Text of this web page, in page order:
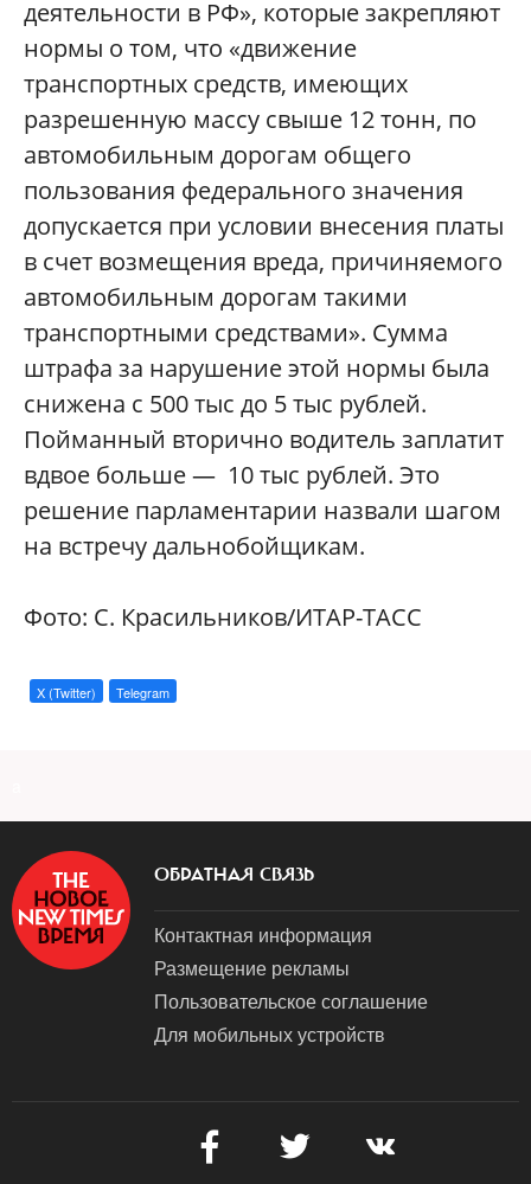
деятельности в РФ», которые закрепляют
нормы о том, что «движение
транспортных средств, имеющих
разрешенную массу свыше 12 тонн, по
автомобильным дорогам общего
пользования федерального значения
допускается при условии внесения платы
в счет возмещения вреда, причиняемого
автомобильным дорогам такими
транспортными средствами». Сумма
штрафа за нарушение этой нормы была
снижена с 500 тыс до 5 тыс рублей.
Пойманный вторично водитель заплатит
вдвое больше — 10 тыс рублей. Это
решение парламентарии назвали шагом
на встречу дальнобойщикам.
Фото: С. Красильников/ИТАР-ТАСС
X (Twitter) Telegram
ОБРАТНАЯ СВЯЗЬ
Контактная информация
Размещение рекламы
Пользовательское соглашение
Для мобильных устройств